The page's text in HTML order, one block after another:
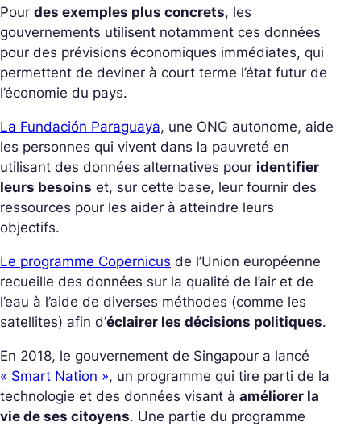
Pour des exemples plus concrets, les
gouvernements utilisent notamment ces données
pour des prévisions économiques immédiates, qui
permettent de deviner à court terme l’état futur de
l’économie du pays.
La Fundación Paraguaya, une ONG autonome, aide
les personnes qui vivent dans la pauvreté en
utilisant des données alternatives pour identifier
leurs besoins et, sur cette base, leur fournir des
ressources pour les aider à atteindre leurs
objectifs.
Le programme Copernicus de l’Union européenne
recueille des données sur la qualité de l’air et de
l’eau à l’aide de diverses méthodes (comme les
satellites) afin d’éclairer les décisions politiques.
En 2018, le gouvernement de Singapour a lancé
« Smart Nation », un programme qui tire parti de la
technologie et des données visant à améliorer la
vie de ses citoyens. Une partie du programme